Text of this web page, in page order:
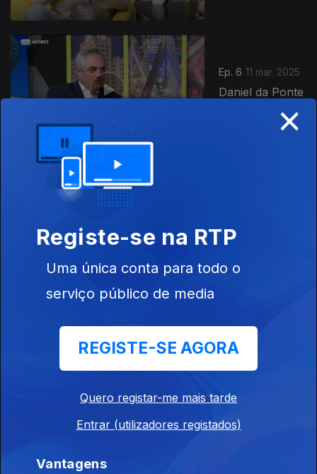
Ep. 6 11 mar. 2025
Daniel da Ponte
Joe Saraiva |
Nélia
Dulce e José
Matos |
Ep. 3
×
Registe-se na RTP
Uma única conta para todo o
serviço público de media
REGISTE-SE AGORA
Quero registar-me mais tarde
Entrar (utilizadores registados)
Vantagens